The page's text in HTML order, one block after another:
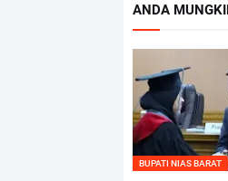
ANDA
BUPATI NIAS BARAT